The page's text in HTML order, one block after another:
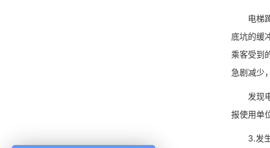
电梯蹲
底坑的缓
乘客受到
急剧减少
发现电
报使用单
3.发生